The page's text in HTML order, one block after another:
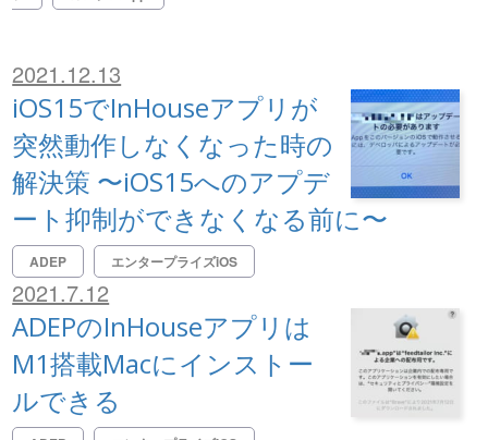
2021.12.13
iOS15でInHouseアプリが
突然動作しなくなった時の
解決策 〜iOS15へのアプデ
ート抑制ができなくなる前に〜
ADEP エンタープライズiOS
2021.7.12
ADEPのInHouseアプリは
M1搭載Macにインストー
ルできる